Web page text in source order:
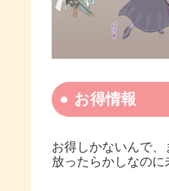
お得情報
お得しかないんで、
放ったらかしなのに